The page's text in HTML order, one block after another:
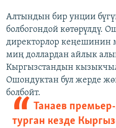
Алтындын бир унции
болбогондой көтөрүлдү.
директорлор кеңешинин
миң доллардан айлык
Кыргызстандын
Ошондуктан бул жерде
болбойт.
Танаев
турган кезде